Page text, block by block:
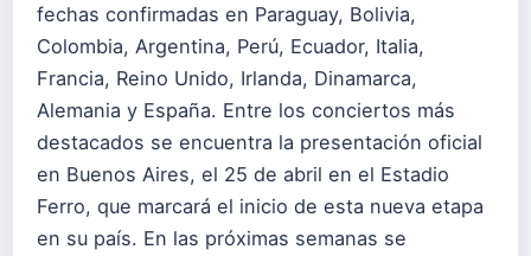
fechas confirmadas en Paraguay, Bolivia,
Colombia, Argentina, Perú, Ecuador, Italia,
Francia, Reino Unido, Irlanda, Dinamarca,
Alemania y España. Entre los conciertos más
destacados se encuentra la presentación oficial
en Buenos Aires, el 25 de abril en el Estadio
Ferro, que marcará el inicio de esta nueva etapa
en su país. En las próximas semanas se